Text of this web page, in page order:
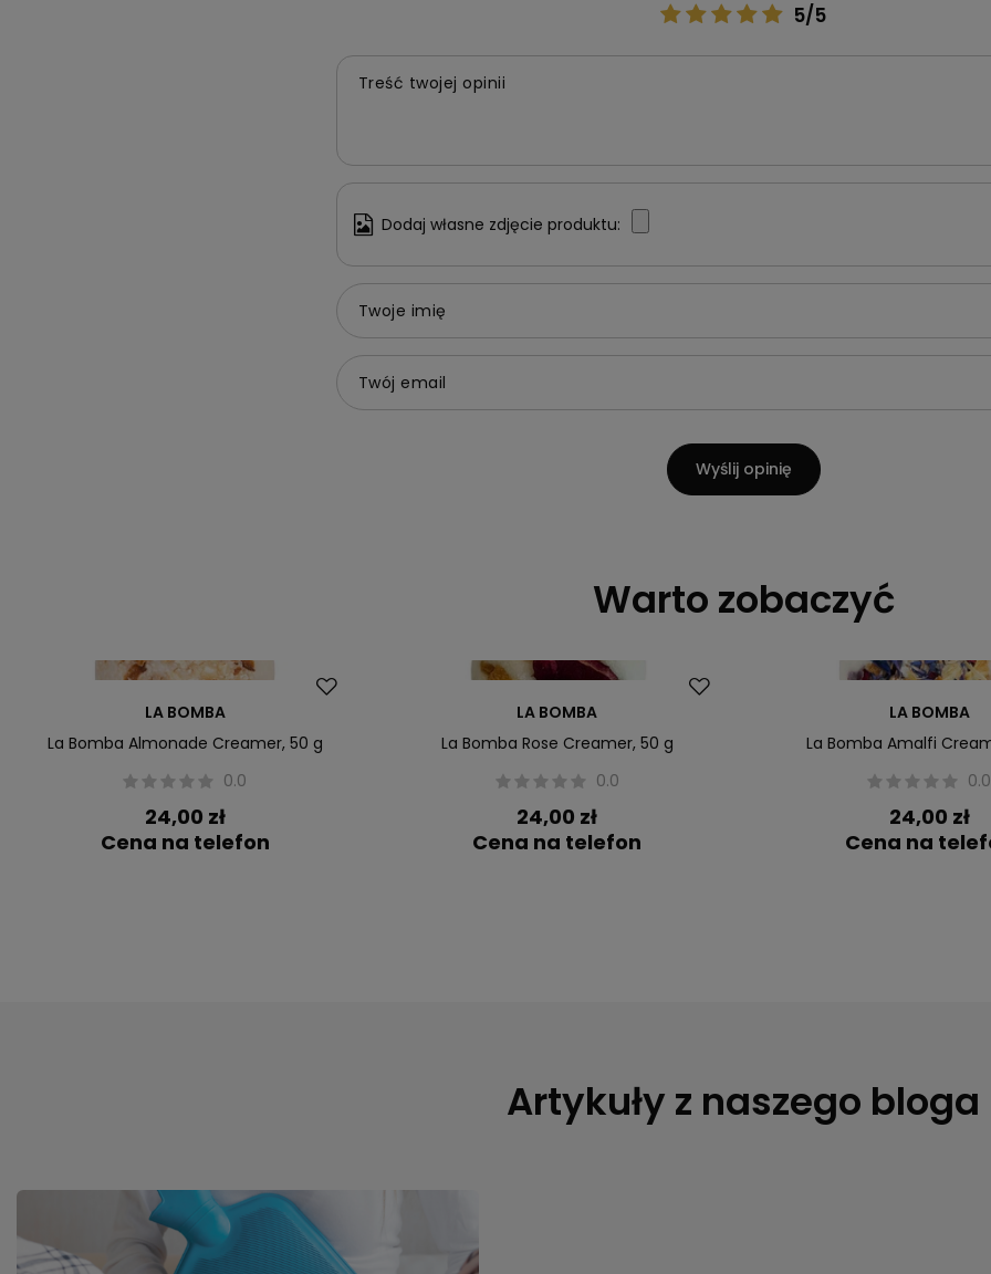
5/5
Treść twojej opinii
Dodaj własne zdjęcie produktu:
Twoje imię
Twój email
Wyślij opinię
Warto zobaczyć
LA BOMBA
La Bomba Almonade Creamer, 50 g
0.0
24,00 zł
Cena na telefon
LA BOMBA
La Bomba Rose Creamer, 50 g
0.0
24,00 zł
Cena na telefon
LA BOMBA
La Bomba Amalfi
0.0
24,00 zł
Cena na
Artykuły z naszego bloga